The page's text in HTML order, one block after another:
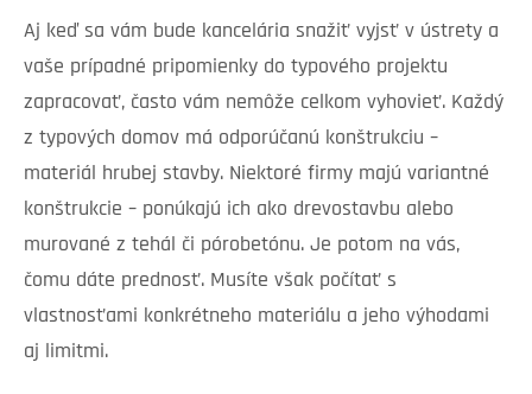
Aj keď sa vám bude kancelária snažiť vyjsť v ústrety a
vaše prípadné pripomienky do typového projektu
zapracovať, často vám nemôže celkom vyhovieť. Každý
z typových domov má odporúčanú konštrukciu –
materiál hrubej stavby. Niektoré firmy majú variantné
konštrukcie – ponúkajú ich ako drevostavbu alebo
murované z tehál či pórobetónu. Je potom na vás,
čomu dáte prednosť. Musíte však počítať s
vlastnosťami konkrétneho materiálu a jeho výhodami
aj limitmi.